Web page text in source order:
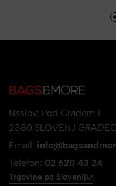
Naslov: Pod Gradom 1
2380 SLOVENJ GRADEC
Email:
Telefon: 02 620 43 24
Trgovine po Sloveniji